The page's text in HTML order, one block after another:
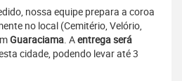
nossa equipe prepara a coroa
no local (Cemitério, Velório,
Guaraciama. Aentrega será
cidade, podendo levar até 3